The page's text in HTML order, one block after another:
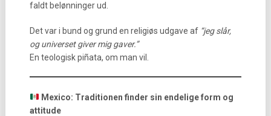
faldt belønninger ud.
Det var i bund og grund en religiøs udgave af “jeg slår,
og universet giver mig gaver.”
En teologisk piñata, om man vil.
Mexico: Traditionen finder sin endelige form og
attitude